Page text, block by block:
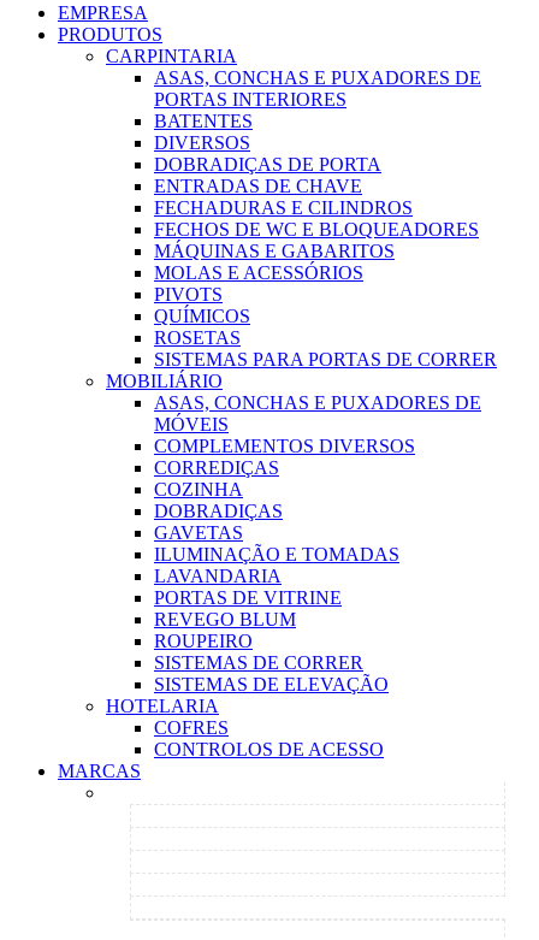
EMPRESA
PRODUTOS
CARPINTARIA
ASAS, CONCHAS E PUXADORES DE
PORTAS INTERIORES
BATENTES
DIVERSOS
DOBRADIÇAS DE PORTA
ENTRADAS DE CHAVE
FECHADURAS E CILINDROS
FECHOS DE WC E BLOQUEADORES
MÁQUINAS E GABARITOS
MOLAS E ACESSÓRIOS
PIVOTS
QUÍMICOS
ROSETAS
SISTEMAS PARA PORTAS DE CORRER
MOBILIÁRIO
ASAS, CONCHAS E PUXADORES DE
MÓVEIS
COMPLEMENTOS DIVERSOS
CORREDIÇAS
COZINHA
DOBRADIÇAS
GAVETAS
ILUMINAÇÃO E TOMADAS
LAVANDARIA
PORTAS DE VITRINE
REVEGO BLUM
ROUPEIRO
SISTEMAS DE CORRER
SISTEMAS DE ELEVAÇÃO
HOTELARIA
COFRES
CONTROLOS DE ACESSO
MARCAS